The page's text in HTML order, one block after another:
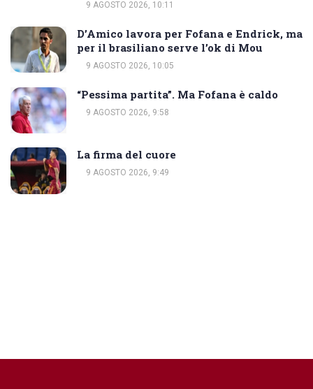
9 AGOSTO 2026, 10:11
D’Amico lavora per Fofana e Endrick, ma
per il brasiliano serve l’ok di Mou
9 AGOSTO 2026, 10:05
“Pessima partita”. Ma Fofana è caldo
9 AGOSTO 2026, 9:58
La firma del cuore
9 AGOSTO 2026, 9:49